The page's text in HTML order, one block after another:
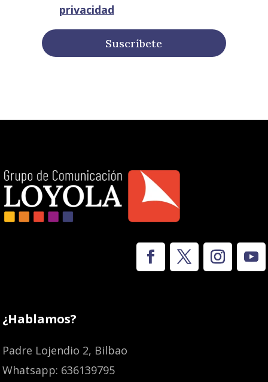
privacidad
Suscríbete
¿Hablamos?
Padre Lojendio 2, Bilbao
Whatsapp: 636139795